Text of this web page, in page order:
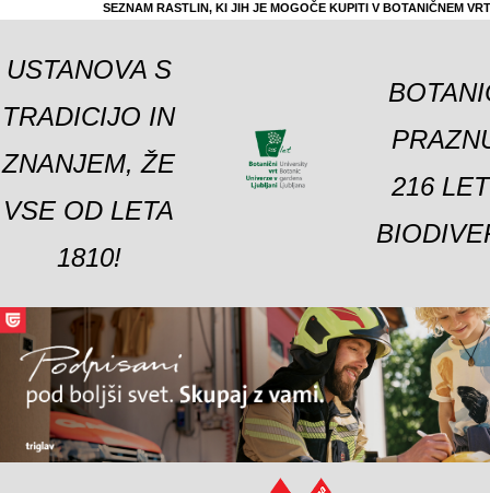
SEZNAM RASTLIN, KI JIH JE MOGOČE KUPITI V BOTANIČNEM
USTANOVA S
TRADICIJO IN
ZNANJEM, ŽE
VSE OD LETA
1810!
216